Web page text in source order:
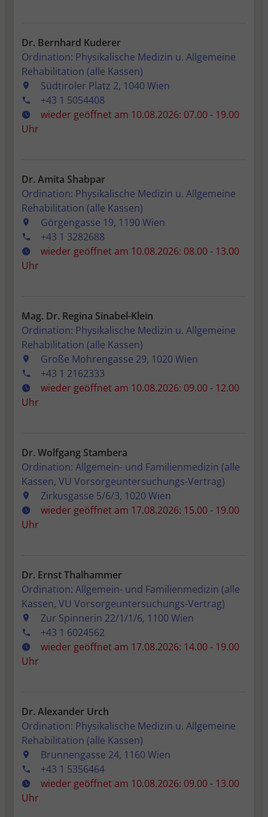
Dr. Bernhard Kuderer
Ordination: Physikalische Medizin u. Allgemeine
Rehabilitation (alle Kassen)
Südtiroler Platz 2, 1040 Wien
+43 1 5054408
wieder geöffnet am 10.08.2026: 07.00 - 19.00
Uhr
Dr. Amita Shabpar
Ordination: Physikalische Medizin u. Allgemeine
Rehabilitation (alle Kassen)
Görgengasse 19, 1190 Wien
+43 1 3282688
wieder geöffnet am 10.08.2026: 08.00 - 13.00
Uhr
Mag. Dr. Regina Sinabel-Klein
Ordination: Physikalische Medizin u. Allgemeine
Rehabilitation (alle Kassen)
Große Mohrengasse 29, 1020 Wien
+43 1 2162333
wieder geöffnet am 10.08.2026: 09.00 - 12.00
Uhr
Dr. Wolfgang Stambera
Ordination: Allgemein- und Familienmedizin (alle
Kassen, VU Vorsorgeuntersuchungs-Vertrag)
Zirkusgasse 5/6/3, 1020 Wien
wieder geöffnet am 17.08.2026: 15.00 - 19.00
Uhr
Dr. Ernst Thalhammer
Ordination: Allgemein- und Familienmedizin (alle
Kassen, VU Vorsorgeuntersuchungs-Vertrag)
Zur Spinnerin 22/1/1/6, 1100 Wien
+43 1 6024562
wieder geöffnet am 17.08.2026: 14.00 - 19.00
Uhr
Dr. Alexander Urch
Ordination: Physikalische Medizin u. Allgemeine
Rehabilitation (alle Kassen)
Brunnengasse 24, 1160 Wien
+43 1 5356464
wieder geöffnet am 10.08.2026: 09.00 - 13.00
Uhr